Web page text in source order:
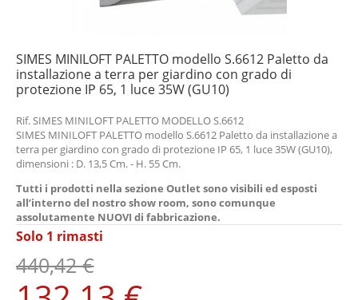
SIMES MINILOFT PALETTO modello S.6612 Paletto da
installazione a terra per giardino con grado di
protezione IP 65, 1 luce 35W (GU10)
Rif. SIMES MINILOFT PALETTO MODELLO S.6612
SIMES MINILOFT PALETTO modello S.6612 Paletto da installazione a
terra per giardino con grado di protezione IP 65, 1 luce 35W (GU10),
dimensioni : D. 13,5 Cm. - H. 55 Cm.
Tutti i prodotti nella sezione Outlet sono visibili ed esposti
all’interno del nostro show room, sono comunque
assolutamente NUOVI di fabbricazione.
Solo 1 rimasti
440,42 €